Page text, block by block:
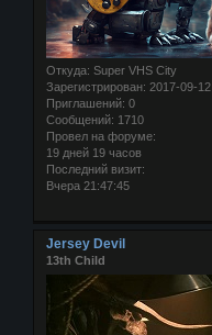
Откуда: Super VHS City
Зарегистрирован: 2017-09-12
Приглашений: 0
Сообщений: 1710
Провел на форуме:
19 дней 19 часов
Последний визит:
Вчера 21:47:45
Jersey Devil
13th Child